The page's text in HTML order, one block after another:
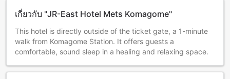
เกี่ยวกับ "JR-East Hotel Mets Komagome"
This hotel is directly outside of the ticket gate, a 1-minute
walk from Komagome Station. It offers guests a
comfortable, sound sleep in a healing and relaxing space.